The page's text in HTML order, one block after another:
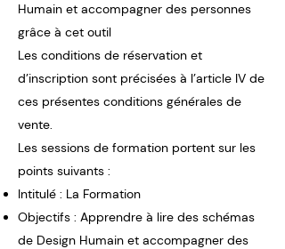
Humain et accompagner des personnes
grâce à cet outil
Les conditions de réservation et
d’inscription sont précisées à l’article IV de
ces présentes conditions générales de
vente.
Les sessions de formation portent sur les
points suivants :
Intitulé : La Formation
Objectifs : Apprendre à lire des schémas
de Design Humain et accompagner des